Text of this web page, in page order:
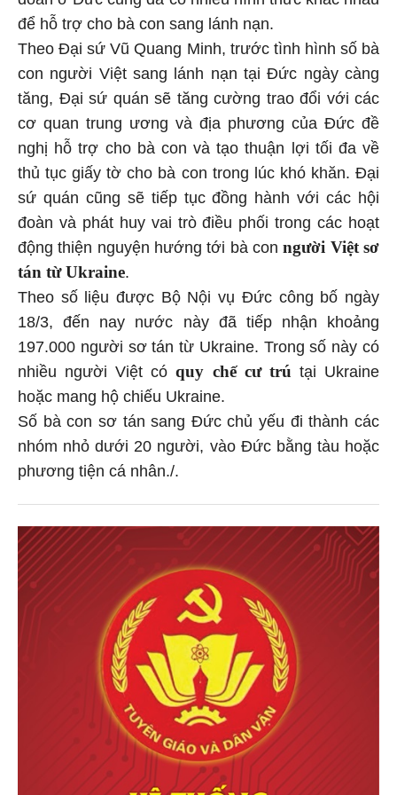
để hỗ trợ cho bà con sang lánh nạn.
Theo Đại sứ Vũ Quang Minh, trước tình hình số bà
con người Việt sang lánh nạn tại Đức ngày càng
tăng, Đại sứ quán sẽ tăng cường trao đổi với các
cơ quan trung ương và địa phương của Đức đề
nghị hỗ trợ cho bà con và tạo thuận lợi tối đa về
thủ tục giấy tờ cho bà con trong lúc khó khăn. Đại
sứ quán cũng sẽ tiếp tục đồng hành với các hội
đoàn và phát huy vai trò điều phối trong các hoạt
động thiện nguyện hướng tới bà conngười Việt sơ
tán từ Ukraine
Theo số liệu được Bộ Nội vụ Đức công bố ngày
18/3, đến nay nước này đã tiếp nhận khoảng
197.000 người sơ tán từ Ukraine. Trong số này có
nhiều người Việt cóquy chế cư trú tại Ukraine
hoặc mang hộ chiếu Ukraine.
Số bà con sơ tán sang Đức chủ yếu đi thành các
nhóm nhỏ dưới 20 người, vào Đức bằng tàu hoặc
phương tiện cá nhân./.